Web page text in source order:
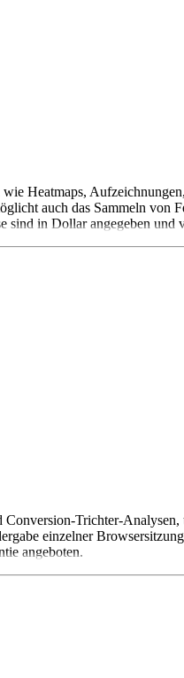
Heatmaps,
auch das Sammeln von
in Dollar angegeben und
Trichter-Analysen,
einzelner
angeboten.